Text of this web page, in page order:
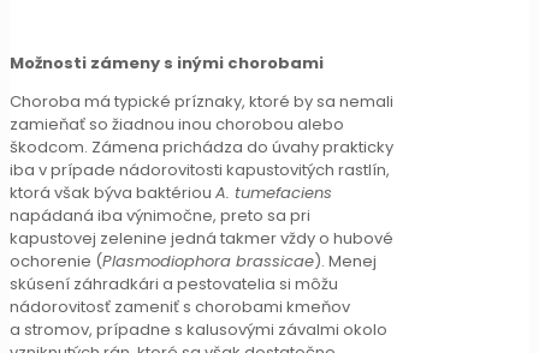
Možnosti zámeny s inými chorobami
Choroba má typické príznaky, ktoré by sa nemali
zamieňať so žiadnou inou chorobou alebo
škodcom. Zámena prichádza do úvahy prakticky
iba v prípade nádorovitosti kapustovitých rastlín,
ktorá však býva baktériou A. tumefaciens
napádaná iba výnimočne, preto sa pri
kapustovej zelenine jedná takmer vždy o hubové
ochorenie (Plasmodiophora brassicae). Menej
skúsení záhradkári a pestovatelia si môžu
nádorovitosť zameniť s chorobami kmeňov
a stromov, prípadne s kalusovými závalmi okolo